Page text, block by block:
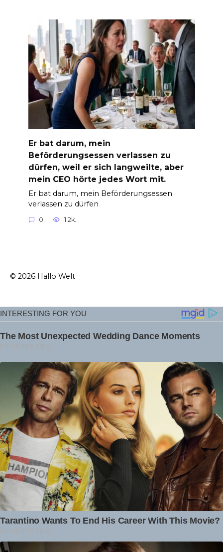
Er bat darum, mein
Beförderungsessen verlassen zu
dürfen, weil er sich langweilte, aber
mein CEO hörte jedes Wort mit.
Er bat darum, mein Beförderungsessen
verlassen zu dürfen
0 1.2k.
© 2026 Hallo Welt